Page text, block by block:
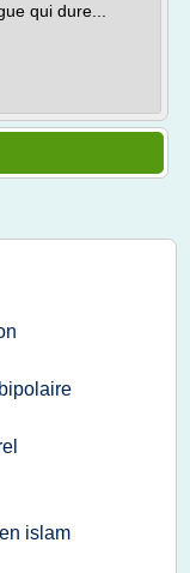
qui dure...
islam